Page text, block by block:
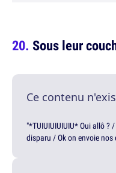
Sous leur
Ce contenu
"*TUIUIUIUIUIU* Oui allô ?
disparu / Ok on envoie